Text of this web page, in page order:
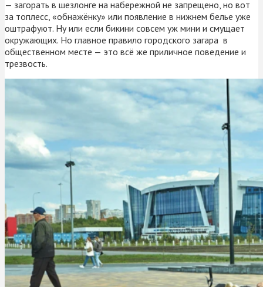
— загорать в шезлонге на набережной не запрещено, но вот
за топлесс, «обнажёнку» или появление в нижнем белье уже
оштрафуют. Ну или если бикини совсем уж мини и смущает
окружающих. Но главное правило городского загара в
общественном месте — это всё же приличное поведение и
трезвость.